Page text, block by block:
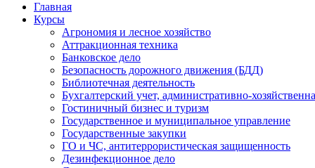
Главная
Курсы
Агрономия и лесное хозяйство
Аттракционная техника
Банковское дело
Безопасность дорожного движения (БДД)
Библиотечная деятельность
Бухгалтерский учет, административно-
Гостиничный бизнес и туризм
Государственное и муниципальное управление
Государственные закупки
ГО и ЧС, антитеррористическая защищенность
Дезинфекционное дело